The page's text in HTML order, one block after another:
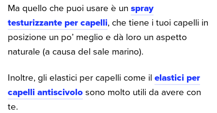
Ma quello che puoi usare è un spray
testurizzante per capelli, che tiene i tuoi capelli in
posizione un po’ meglio e dà loro un aspetto
naturale (a causa del sale marino).
Inoltre, gli elastici per capelli come il elastici per
capelli antiscivolosono molto utili da avere con
te.